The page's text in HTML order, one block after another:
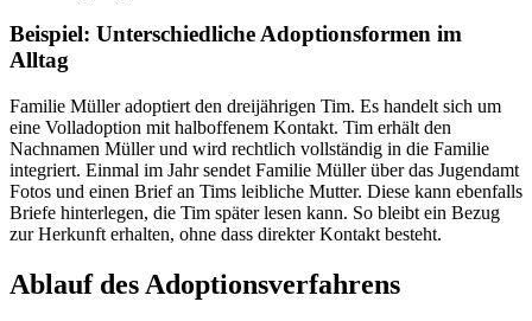
Beispiel: Unterschiedliche Adoptionsformen im
Alltag
Familie Müller adoptiert den dreijährigen Tim. Es handelt sich um
eine Volladoption mit halboffenem Kontakt. Tim erhält den
Nachnamen Müller und wird rechtlich vollständig in die Familie
integriert. Einmal im Jahr sendet Familie Müller über das Jugendamt
Fotos und einen Brief an Tims leibliche Mutter. Diese kann ebenfalls
Briefe hinterlegen, die Tim später lesen kann. So bleibt ein Bezug
zur Herkunft erhalten, ohne dass direkter Kontakt besteht.
Ablauf des Adoptionsverfahrens